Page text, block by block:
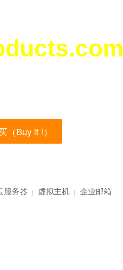
（Buy it !）
服务器 | 虚拟主机 | 企业邮箱